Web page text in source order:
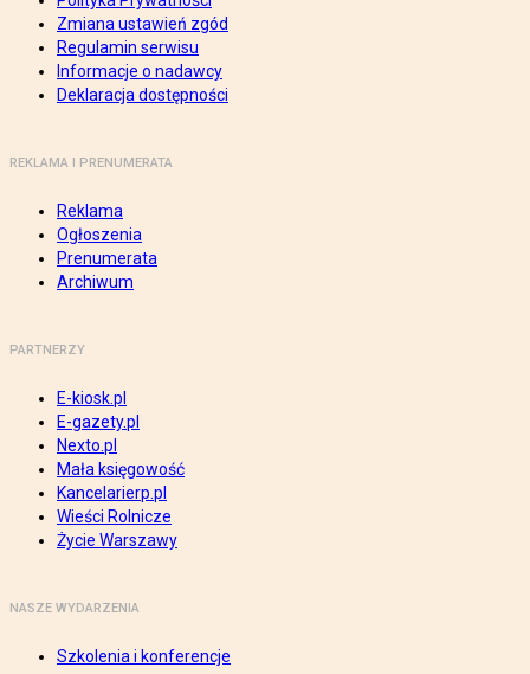
Zmiana ustawień zgód
Regulamin serwisu
Informacje o nadawcy
Deklaracja dostępności
REKLAMA I PRENUMERATA
Reklama
Ogłoszenia
Prenumerata
Archiwum
PARTNERZY
E-kiosk.pl
E-gazety.pl
Nexto.pl
Mała księgowość
Kancelarierp.pl
Wieści Rolnicze
Życie Warszawy
NASZE WYDARZENIA
Szkolenia i konferencje